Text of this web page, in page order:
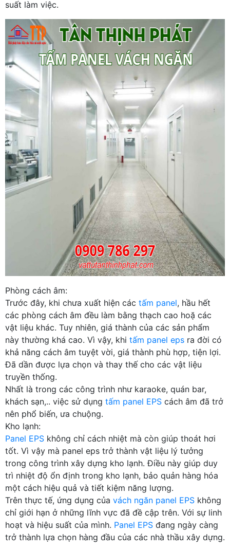
suất làm việc.
Phòng cách âm:
Trước đây, khi chưa xuất hiện các tấm panel, hầu hết
các phòng cách âm đều làm bằng thạch cao hoặ các
vật liệu khác. Tuy nhiên, giá thành của các sản phẩm
này thường khá cao. Vì vậy, khi tấm panel eps ra đời có
khả năng cách âm tuyệt vời, giá thành phù hợp, tiện lợi.
Đã dần được lựa chọn và thay thế cho các vật liệu
truyền thống.
Nhất là trong các công trình như karaoke, quán bar,
khách sạn,.. việc sử dụng tấm panel EPS cách âm đã trở
nên phổ biến, ưa chuộng.
Kho lạnh:
Panel EPS không chỉ cách nhiệt mà còn giúp thoát hơi
tốt. Vì vậy mà panel eps trở thành vật liệu lý tưởng
trong công trình xây dựng kho lạnh. Điều này giúp duy
trì nhiệt độ ổn định trong kho lạnh, bảo quản hàng hóa
một cách hiệu quả và tiết kiệm năng lượng.
Trên thực tế, ứng dụng của vách ngăn panel EPS không
chỉ giới hạn ở những lĩnh vực đã đề cập trên. Với sự linh
hoạt và hiệu suất của mình. Panel EPS đang ngày càng
trở thành lựa chọn hàng đầu của các nhà thầu xây dựng.